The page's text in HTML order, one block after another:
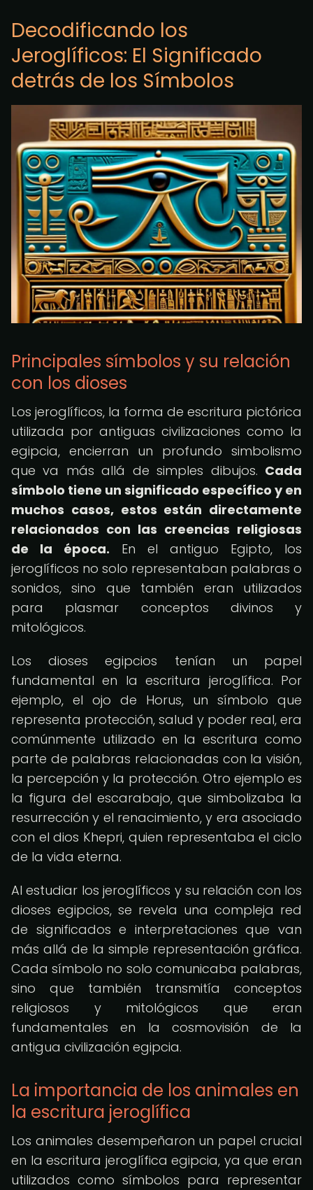
Decodificando los
Jeroglíficos: El Significado
detrás de los Símbolos
Principales símbolos y su relación
con los dioses
Los jeroglíficos, la forma de escritura pictórica
utilizada por antiguas civilizaciones como la
egipcia, encierran un profundo simbolismo
que va más allá de simples dibujos. Cada
símbolo tiene un significado específico y en
muchos casos, estos están directamente
relacionados con las creencias religiosas
de la época. En el antiguo Egipto, los
jeroglíficos no solo representaban palabras o
sonidos, sino que también eran utilizados
para plasmar conceptos divinos y
mitológicos.
Los dioses egipcios tenían un papel
fundamental en la escritura jeroglífica. Por
ejemplo, el ojo de Horus, un símbolo que
representa protección, salud y poder real, era
comúnmente utilizado en la escritura como
parte de palabras relacionadas con la visión,
la percepción y la protección. Otro ejemplo es
la figura del escarabajo, que simbolizaba la
resurrección y el renacimiento, y era asociado
con el dios Khepri, quien representaba el ciclo
de la vida eterna.
Al estudiar los jeroglíficos y su relación con los
dioses egipcios, se revela una compleja red
de significados e interpretaciones que van
más allá de la simple representación gráfica.
Cada símbolo no solo comunicaba palabras,
sino que también transmitía conceptos
religiosos y mitológicos que eran
fundamentales en la cosmovisión de la
antigua civilización egipcia.
La importancia de los animales en
la escritura jeroglífica
Los animales desempeñaron un papel crucial
en la escritura jeroglífica egipcia, ya que eran
utilizados como símbolos para representar